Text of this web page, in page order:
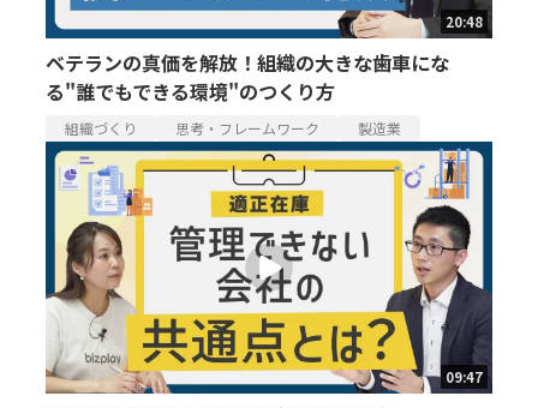
20:48
ベテランの真価を解放！組織の大きな歯車にな
る"誰でもできる環境"のつくり方
組織づくり 思考・フレームワーク 製造業
09:47